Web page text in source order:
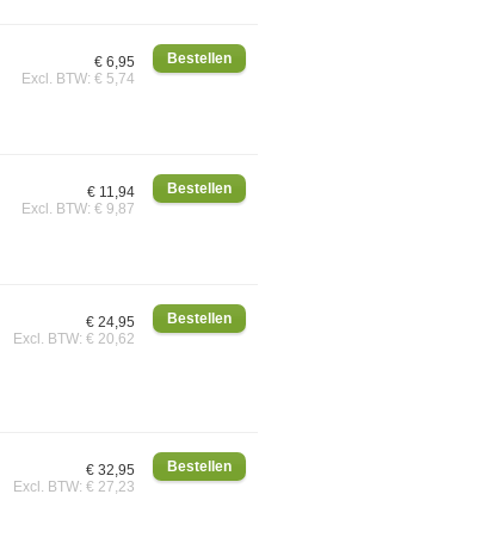
€ 6,95
Excl. BTW: € 5,74
€ 11,94
Excl. BTW: € 9,87
€ 24,95
Excl. BTW: € 20,62
€ 32,95
Excl. BTW: € 27,23